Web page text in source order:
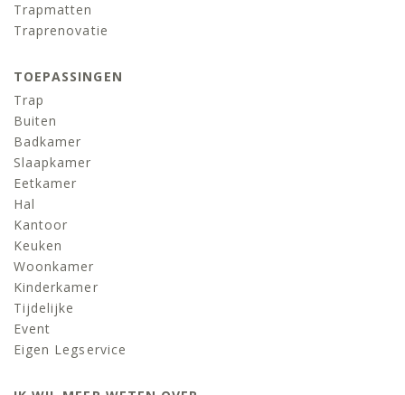
Trapmatten
Traprenovatie
TOEPASSINGEN
Trap
Buiten
Badkamer
Slaapkamer
Eetkamer
Hal
Kantoor
Keuken
Woonkamer
Kinderkamer
Tijdelijke
Event
Eigen Legservice